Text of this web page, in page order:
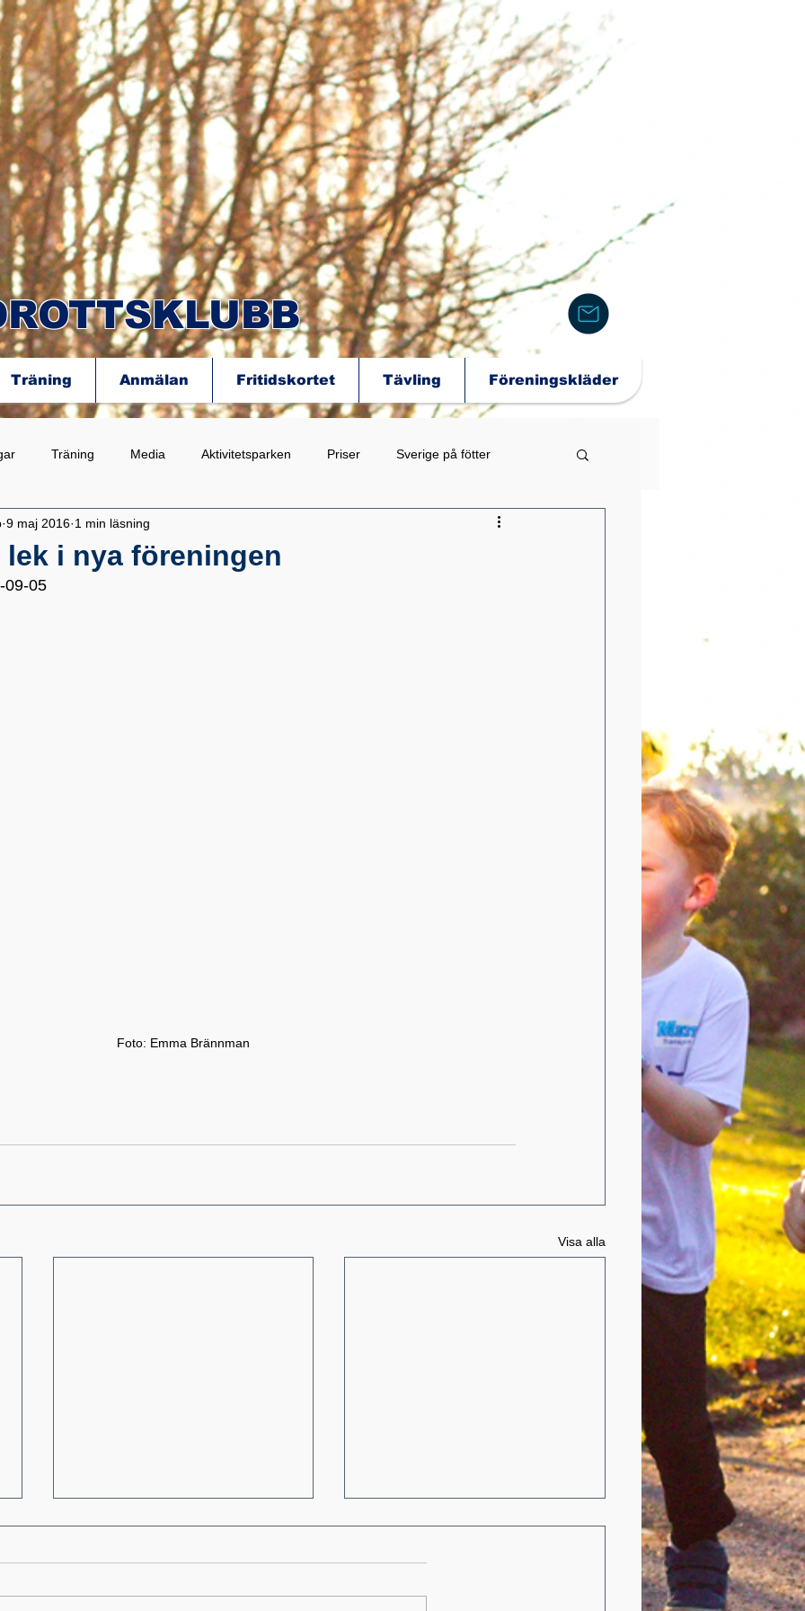
Träning Anmälan Fritidskortet Tävling Föreningskläder
Träning Media Aktivitetsparken Priser Sverige på fötter
Trygghet Sparbanksstiftelsen Klubbmästerskap
i nya föreningen
9 maj 2016 1 min läsning
09-05
Foto: Emma Brännman
Visa alla